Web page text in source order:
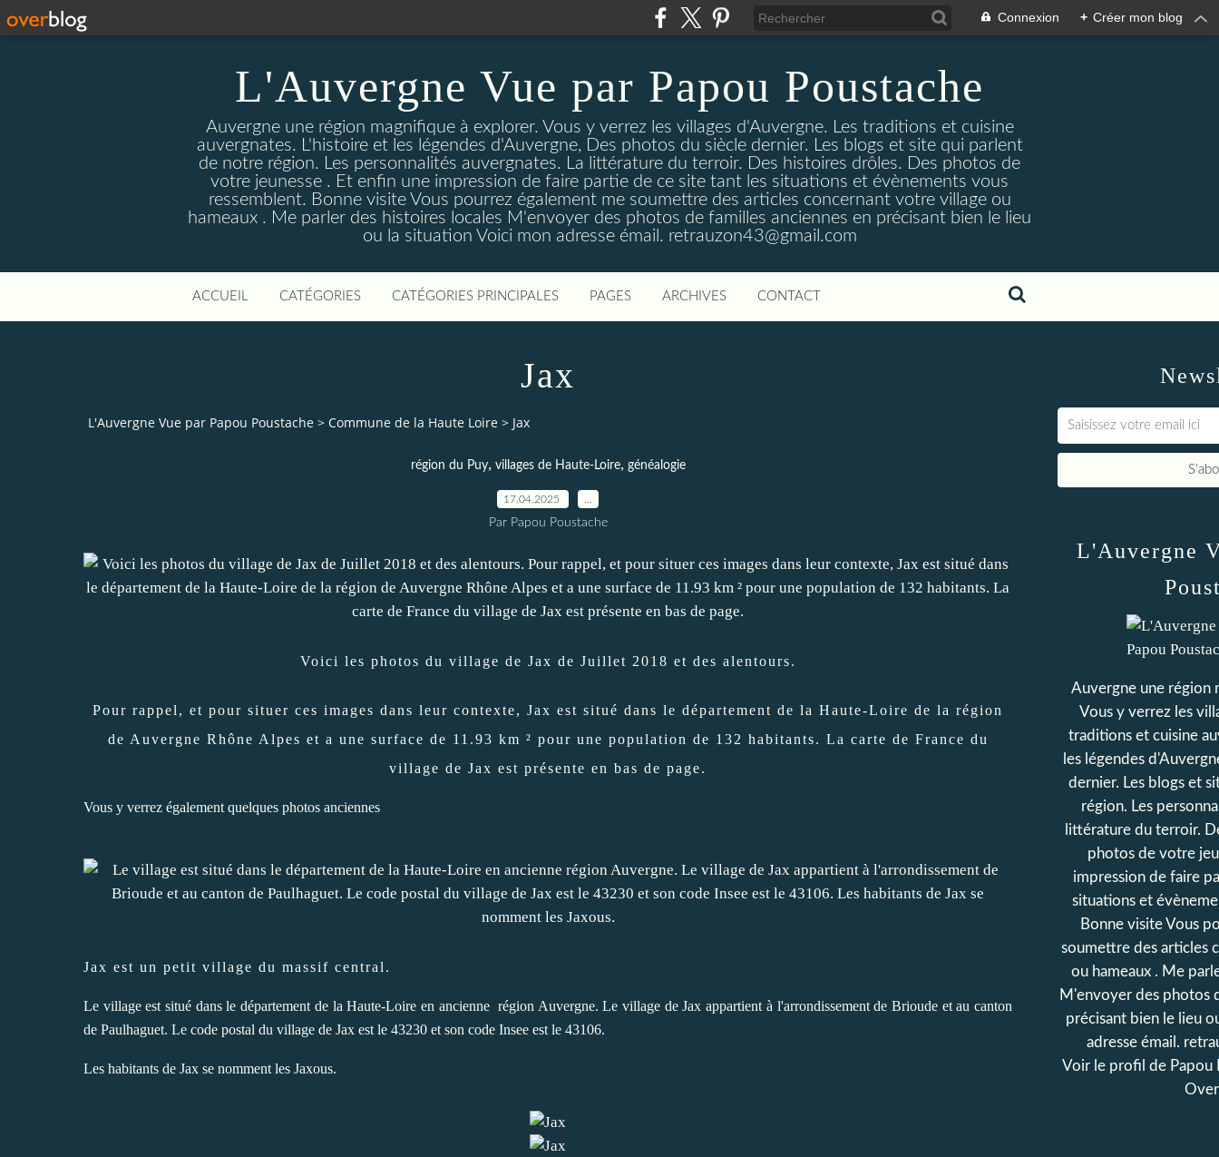
Connexion + Créer mon blog
L'Auvergne Vue par Papou Poustache
Auvergne une région magnifique à explorer. Vous y verrez les villages d'Auvergne. Les traditions et cuisine
auvergnates. L'histoire et les légendes d'Auvergne, Des photos du siècle dernier. Les blogs et site qui parlent
de notre région. Les personnalités auvergnates. La littérature du terroir. Des histoires drôles. Des photos de
votre jeunesse . Et enfin une impression de faire partie de ce site tant les situations et évènements vous
ressemblent. Bonne visite Vous pourrez également me soumettre des articles concernant votre village ou
hameaux . Me parler des histoires locales M'envoyer des photos de familles anciennes en précisant bien le lieu
ou la situation Voici mon adresse émail. retrauzon43@gmail.com
ACCUEIL CATÉGORIES CATÉGORIES PRINCIPALES PAGES ARCHIVES CONTACT
Jax
L'Auvergne Vue par Papou Poustache > Commune de la Haute Loire > Jax
région du Puy, villages de Haute-Loire, généalogie
17.04.2025
Par Papou Poustache
Voici les photos du village de Jax de Juillet 2018 et des alentours.
Pour rappel, et pour situer ces images dans leur contexte, Jax est situé dans le département de la Haute-Loire de la région
de Auvergne Rhône Alpes et a une surface de 11.93 km ² pour une population de 132 habitants. La carte de France du
village de Jax est présente en bas de page.
Vous y verrez également quelques photos anciennes
Jax est un petit village du massif central.
Le village est situé dans le département de la Haute-Loire en ancienne région Auvergne. Le village de Jax appartient à l'arrondissement de Brioude et au canton
de Paulhaguet. Le code postal du village de Jax est le 43230 et son code Insee est le 43106.
Les habitants de Jax se nomment les Jaxous.
L'Auvergne
Auvergne une région
Vous y verrez les
traditions et cuisine
les légendes
dernier. Les blogs et
région. Les
littérature du terroir.
photos de votre
impression de faire
situations et
Bonne visite Vous
soumettre des articles
ou hameaux . Me
M'envoyer des photos
précisant bien le lieu
adresse émail.
Voir le profil de Papou